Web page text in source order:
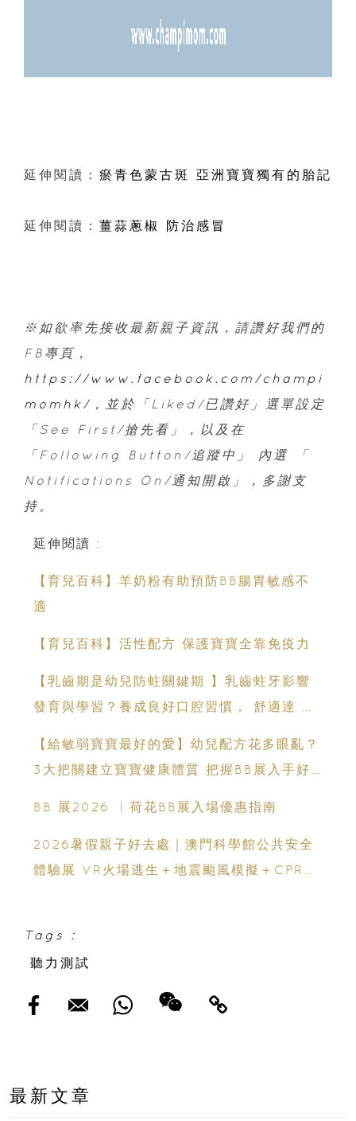
延伸閱讀： 瘀青色蒙古斑 亞洲寶寶獨有的胎記
延伸閱讀： 薑蒜蔥椒 防治感冒
※如欲率先接收最新親子資訊， 請讚好我們的
FB專頁，
https://www.facebook.com/champi
momhk/ ，並於「Liked/已讚好」選單設定
「See First/搶先看」，以及在
「Following Button/追蹤中」 內選 「
Notifications On/通知開啟」，多謝支
持。
延伸閱讀 :
【育兒百科】羊奶粉有助預防BB腸胃敏感不
適
【育兒百科】活性配方 保護寶寶全靠免疫力
【乳齒期是幼兒防蛀關鍵期 】乳齒蛀牙影響
發育與學習？養成良好口腔習慣， 舒適達 強
【給敏弱寶寶最好的愛】幼兒配方花多眼亂？
3大把關建立寶寶健康體質 把握BB展入手好
BB 展2026 ︳荷花BB展入場優惠指南
2026暑假親子好去處｜澳門科學館公共安全
體驗展 VR火場逃生＋地震颱風模擬＋CPR急
Tags :
聽力測試
最新文章